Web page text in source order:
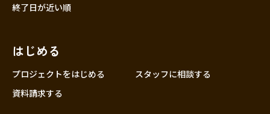
終了日が近い順
はじめる
プロジェクトをはじめる
スタッフに相談する
資料請求する